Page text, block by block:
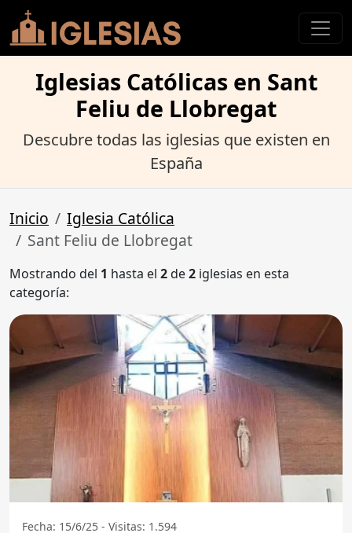
Iglesias Católicas en Sant
Feliu de Llobregat
Descubre todas las iglesias que existen en
España
Inicio
Iglesia Católica
Sant Feliu de Llobregat
Mostrando del 1 hasta el 2de2 iglesias en esta
categoría:
Fecha: 15/6/25 - Visitas: 1.594